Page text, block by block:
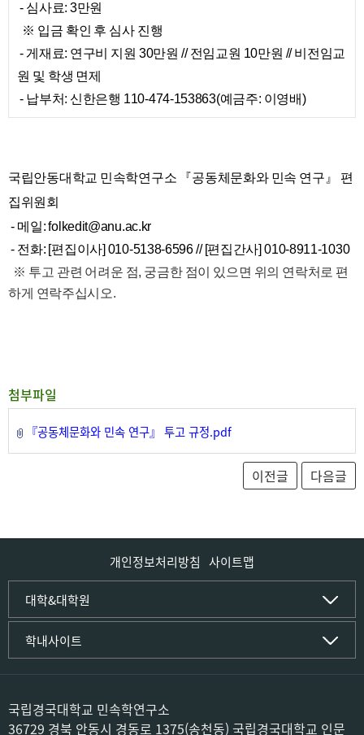
- 심사료: 3만원
※ 입금 확인 후 심사 진행
- 게재료: 연구비 지원 30만원 // 전임교원 10만원 // 비전임교
원 및 학생 면제
- 납부처: 신한은행 110-474-153863(예금주: 이영배)
국립안동대학교 민속학연구소 『공동체문화와 민속 연구』 편
집위원회
- 메일: folkedit@anu.ac.kr
- 전화: [편집이사] 010-5138-6596 // [편집간사] 010-8911-1030
※ 투고 관련 어려운 점, 궁금한 점이 있으면 위의 연락처로 편
하게 연락주십시오.
첨부파일
『공동체문화와 민속 연구』 투고 규정.pdf
개인정보처리방침 사이트맵
대학&대학원
인문사회·IT대학
인문·문화학부
국어국문학전공
중국어문·문화학전공
한자문화콘텐츠학전공
미디어문화커뮤니케이션학전공
학내사이트
국립경국대학교
(재)국립경국대학교발전기금
공용S/W관리시스템
공자학원
국립경국대학교 민속학연구소
36729 경북 안동시 경동로 1375(송천동) 국립경국대학교 인문